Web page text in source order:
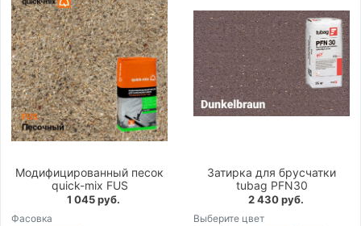
Модифицированный песок
quick-mix FUS
1 045 руб.
Фасовка
Затирка для брусчатки
tubag PFN30
2 430 руб.
Выберите цвет